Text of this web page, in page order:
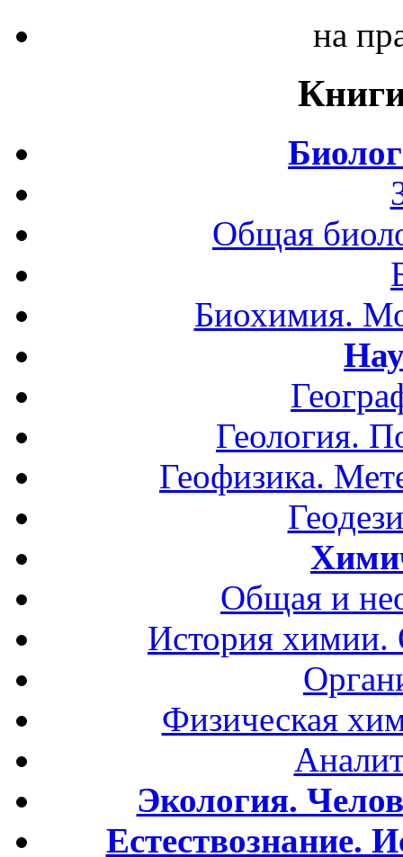
на
Общая
Биохимия.
Геология.
Геофизика.
Общая и
История
Физическая
Экология.
Естествознание.